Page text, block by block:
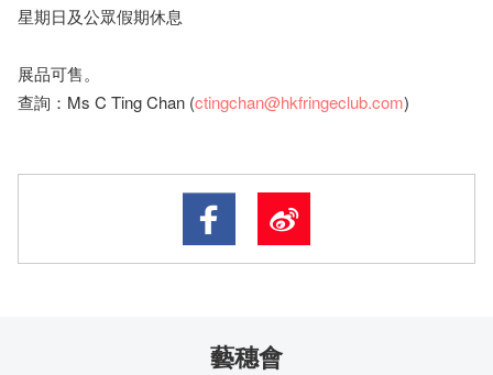
星期日及公眾假期休息
展品可售。
查詢：Ms C Ting Chan (ctingchan@hkfringeclub.com)
藝穗會